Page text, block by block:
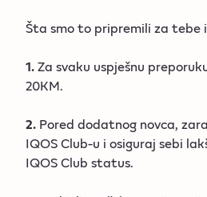
Šta smo to pripremili za tebe
1.Za svaku uspješnu
20KM.
2. Pored dodatnog novca,
IQOS Club-u i osiguraj sebi
IQOS Club status.